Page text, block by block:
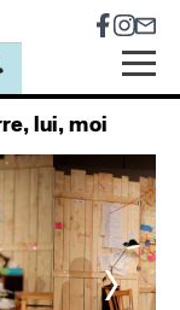
lui, moi
>